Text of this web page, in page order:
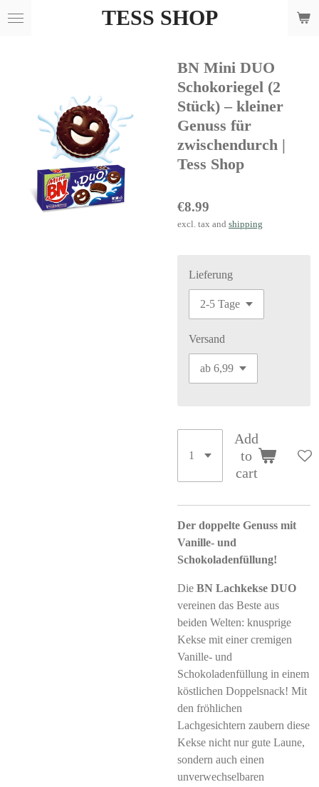
Skip
TESS SHOP
BN Mini DUO
Schokoriegel (2
Stück) – kleiner
Genuss für
zwischendurch |
Tess Shop
€8.99
excl. tax and shipping
Lieferung
Versand
Add
to
cart
Der doppelte Genuss mit
Vanille- und
Schokoladenfüllung!
Die BN Lachkekse DUO
vereinen das Beste aus
beiden Welten: knusprige
Kekse mit einer cremigen
Vanille- und
Schokoladenfüllung in einem
köstlichen Doppelsnack! Mit
den fröhlichen
Lachgesichtern zaubern diese
Kekse nicht nur gute Laune,
sondern auch einen
unverwechselbaren